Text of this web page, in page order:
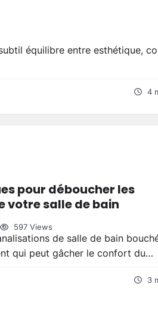
équilibre entre esthétique,
4
pour déboucher les
votre salle de bain
597 Views
de salle de bain
qui peut gâcher le confort du…
3